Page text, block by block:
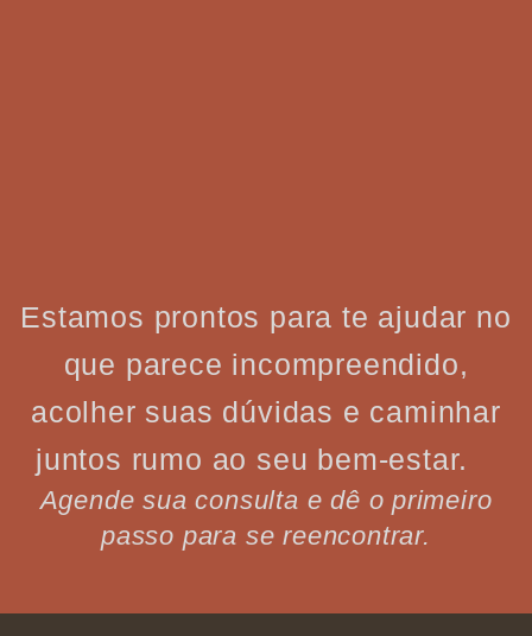
Estamos prontos para te ajudar no
que parece incompreendido,
acolher suas dúvidas e caminhar
juntos rumo ao seu bem-estar.
Agende sua consulta e dê o primeiro
passo para se reencontrar.